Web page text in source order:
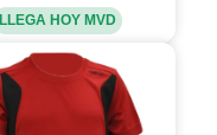
LLEGA HOY MVD